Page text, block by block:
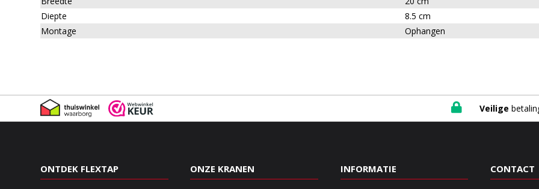
Diepte
8.5 cm
Montage
Ophangen
 Veilige
ONTDEK FLEXTAP ONZE KRANEN INFORMATIE CONTACT